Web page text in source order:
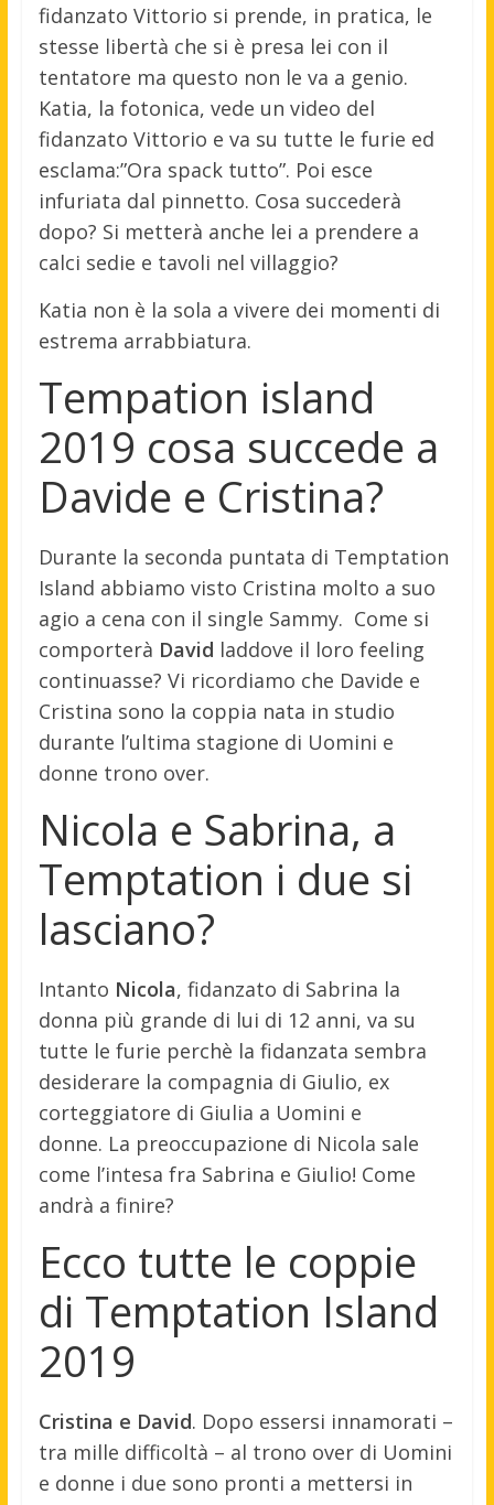
fidanzato Vittorio si prende, in pratica, le
stesse libertà che si è presa lei con il
tentatore ma questo non le va a genio.
Katia, la fotonica, vede un video del
fidanzato Vittorio e va su tutte le furie ed
esclama:”Ora spack tutto”. Poi esce
infuriata dal pinnetto. Cosa succederà
dopo? Si metterà anche lei a prendere a
calci sedie e tavoli nel villaggio?
Katia non è la sola a vivere dei momenti di
estrema arrabbiatura.
Tempation island
2019 cosa succede a
Davide e Cristina?
Durante la seconda puntata di Temptation
Island abbiamo visto Cristina molto a suo
agio a cena con il single Sammy. Come si
comporterà David laddove il loro feeling
continuasse? Vi ricordiamo che Davide e
Cristina sono la coppia nata in studio
durante l’ultima stagione di Uomini e
donne trono over.
Nicola e Sabrina, a
Temptation i due si
lasciano?
Intanto Nicola, fidanzato di Sabrina la
donna più grande di lui di 12 anni, va su
tutte le furie perchè la fidanzata sembra
desiderare la compagnia di Giulio, ex
corteggiatore di Giulia a Uomini e
donne. La preoccupazione di Nicola sale
come l’intesa fra Sabrina e Giulio! Come
andrà a finire?
Ecco tutte le coppie
di Temptation Island
2019
Cristina e David. Dopo essersi innamorati –
tra mille difficoltà – al trono over di Uomini
e donne i due sono pronti a mettersi in